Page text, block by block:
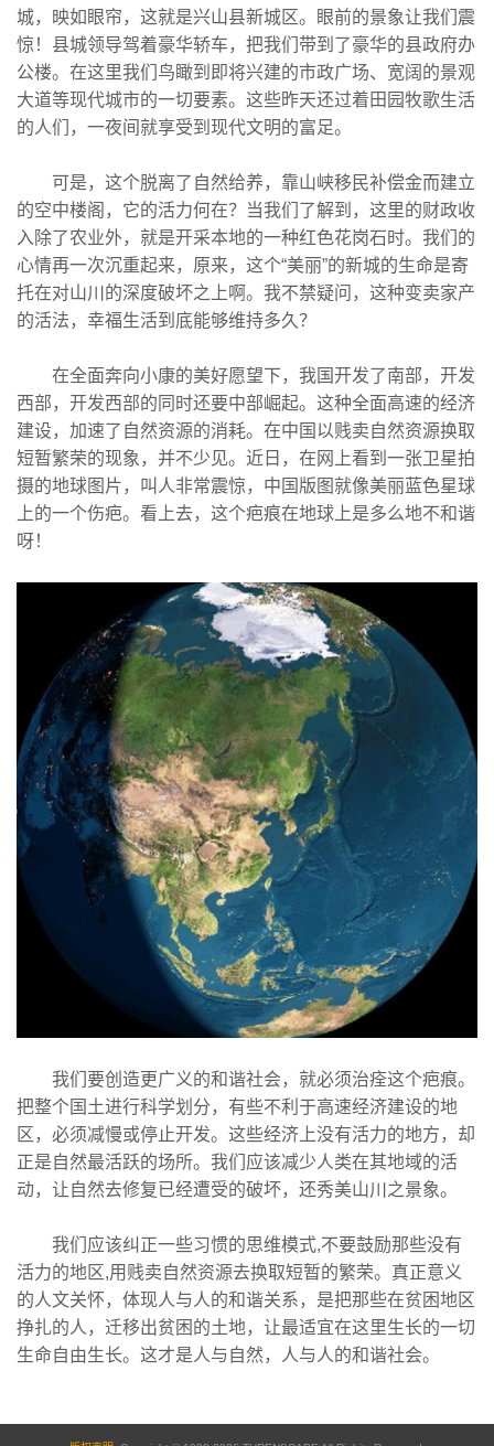
城，映如眼帘，这就是兴山县新城区。眼前的景象让我们震
惊！县城领导驾着豪华轿车，把我们带到了豪华的县政府办
公楼。在这里我们鸟瞰到即将兴建的市政广场、宽阔的景观
大道等现代城市的一切要素。这些昨天还过着田园牧歌生活
的人们，一夜间就享受到现代文明的富足。
可是，这个脱离了自然给养，靠山峡移民补偿金而建立
的空中楼阁，它的活力何在？当我们了解到，这里的财政收
入除了农业外，就是开采本地的一种红色花岗石时。我们的
心情再一次沉重起来，原来，这个“美丽”的新城的生命是寄
托在对山川的深度破坏之上啊。我不禁疑问，这种变卖家产
的活法，幸福生活到底能够维持多久？
在全面奔向小康的美好愿望下，我国开发了南部，开发
西部，开发西部的同时还要中部崛起。这种全面高速的经济
建设，加速了自然资源的消耗。在中国以贱卖自然资源换取
短暂繁荣的现象，并不少见。近日，在网上看到一张卫星拍
摄的地球图片，叫人非常震惊，中国版图就像美丽蓝色星球
上的一个伤疤。看上去，这个疤痕在地球上是多么地不和谐
呀！
我们要创造更广义的和谐社会，就必须治痊这个疤痕。
把整个国土进行科学划分，有些不利于高速经济建设的地
区，必须减慢或停止开发。这些经济上没有活力的地方，却
正是自然最活跃的场所。我们应该减少人类在其地域的活
动，让自然去修复已经遭受的破坏，还秀美山川之景象。
我们应该纠正一些习惯的思维模式,不要鼓励那些没有
活力的地区,用贱卖自然资源去换取短暂的繁荣。真正意义
的人文关怀，体现人与人的和谐关系，是把那些在贫困地区
挣扎的人，迁移出贫困的土地，让最适宜在这里生长的一切
生命自由生长。这才是人与自然，人与人的和谐社会。